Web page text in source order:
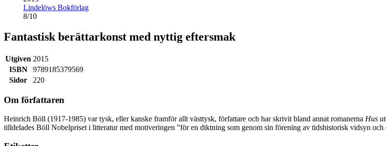
Lindelöws Bokförlag
8/10
Fantastisk berättarkonst med nyttig eftersmak
Utgiven 2015
ISBN
9789185379569
Sidor
220
Om författaren
Heinrich Böll (1917-1985) var tysk, eller kanske framför allt västtysk, författare och har skrivit bland annat romanerna Hus
tilldelades Böll Nobelpriset i litteratur med motiveringen ”för en diktning som genom sin förening av tidshistorisk vidsyn